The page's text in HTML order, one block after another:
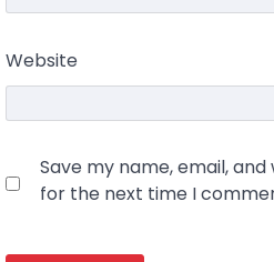
Website
Save my name, email,
for the next time I